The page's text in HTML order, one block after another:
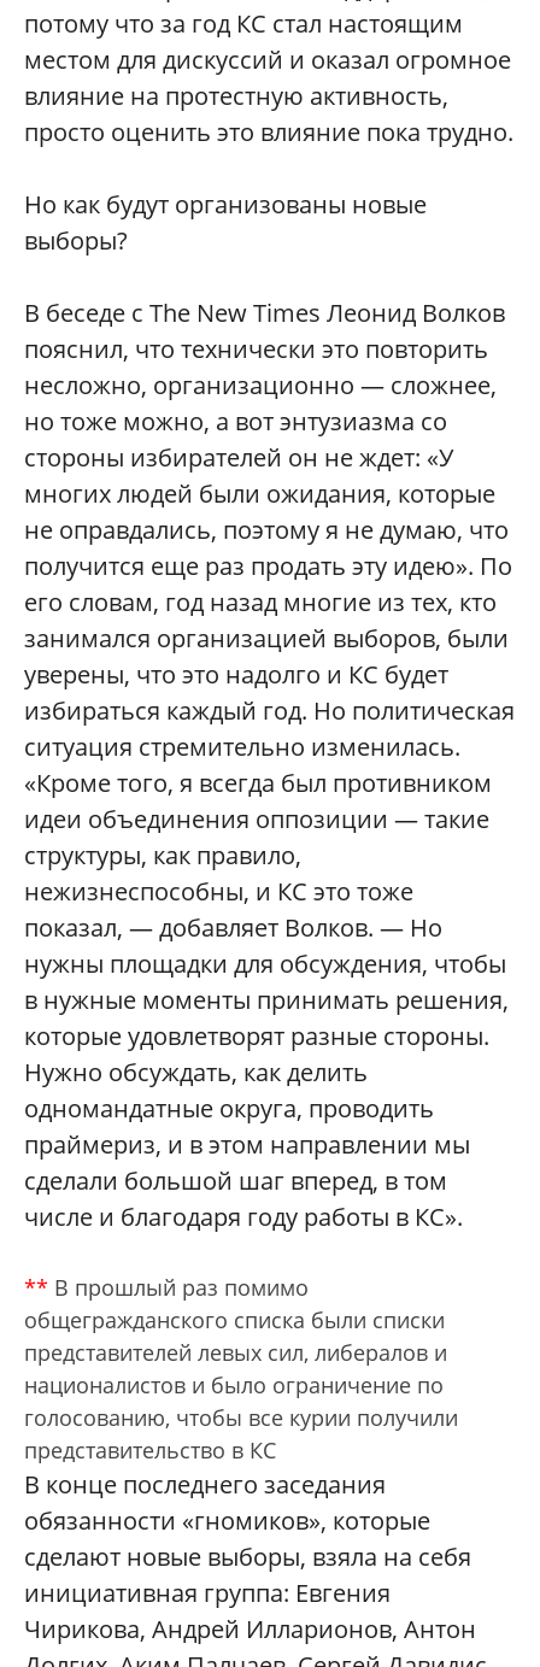
потому что за год КС стал настоящим
местом для дискуссий и оказал огромное
влияние на протестную активность,
просто оценить это влияние пока трудно.
Но как будут организованы новые
выборы?
В беседе с The New Times Леонид Волков
пояснил, что технически это повторить
несложно, организационно — сложнее,
но тоже можно, а вот энтузиазма со
стороны избирателей он не ждет: «У
многих людей были ожидания, которые
не оправдались, поэтому я не думаю, что
получится еще раз продать эту идею». По
его словам, год назад многие из тех, кто
занимался организацией выборов, были
уверены, что это надолго и КС будет
избираться каждый год. Но политическая
ситуация стремительно изменилась.
«Кроме того, я всегда был противником
идеи объединения оппозиции — такие
структуры, как правило,
нежизнеспособны, и КС это тоже
показал, — добавляет Волков. — Но
нужны площадки для обсуждения, чтобы
в нужные моменты принимать решения,
которые удовлетворят разные стороны.
Нужно обсуждать, как делить
одномандатные округа, проводить
праймериз, и в этом направлении мы
сделали большой шаг вперед, в том
числе и благодаря году работы в КС».
** В прошлый раз помимо
общегражданского списка были списки
представителей левых сил, либералов и
националистов и было ограничение по
голосованию, чтобы все курии получили
представительство в КС
В конце последнего заседания
обязанности «гномиков», которые
сделают новые выборы, взяла на себя
инициативная группа: Евгения
Чирикова, Андрей Илларионов, Антон